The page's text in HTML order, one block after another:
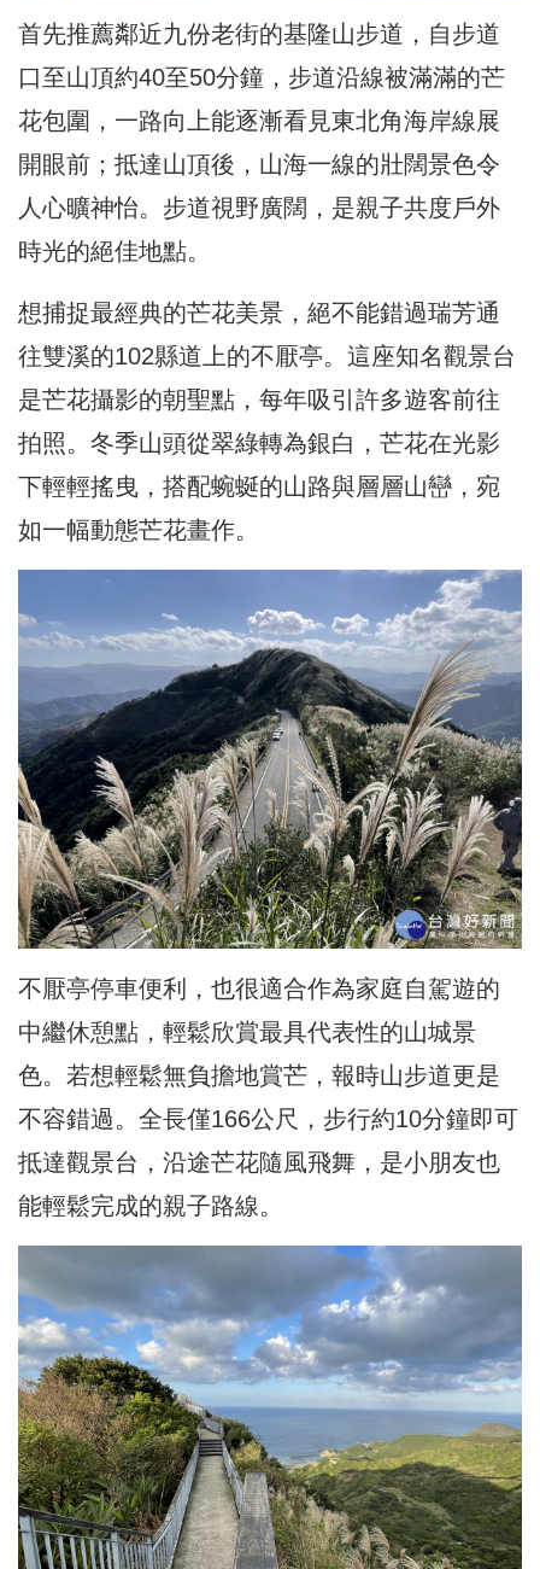
首先推薦鄰近九份老街的基隆山步道，自步道
口至山頂約40至50分鐘，步道沿線被滿滿的芒
花包圍，一路向上能逐漸看見東北角海岸線展
開眼前；抵達山頂後，山海一線的壯闊景色令
人心曠神怡。步道視野廣闊，是親子共度戶外
時光的絕佳地點。
想捕捉最經典的芒花美景，絕不能錯過瑞芳通
往雙溪的102縣道上的不厭亭。這座知名觀景台
是芒花攝影的朝聖點，每年吸引許多遊客前往
拍照。冬季山頭從翠綠轉為銀白，芒花在光影
下輕輕搖曳，搭配蜿蜒的山路與層層山巒，宛
如一幅動態芒花畫作。
不厭亭停車便利，也很適合作為家庭自駕遊的
中繼休憩點，輕鬆欣賞最具代表性的山城景
色。若想輕鬆無負擔地賞芒，報時山步道更是
不容錯過。全長僅166公尺，步行約10分鐘即可
抵達觀景台，沿途芒花隨風飛舞，是小朋友也
能輕鬆完成的親子路線。